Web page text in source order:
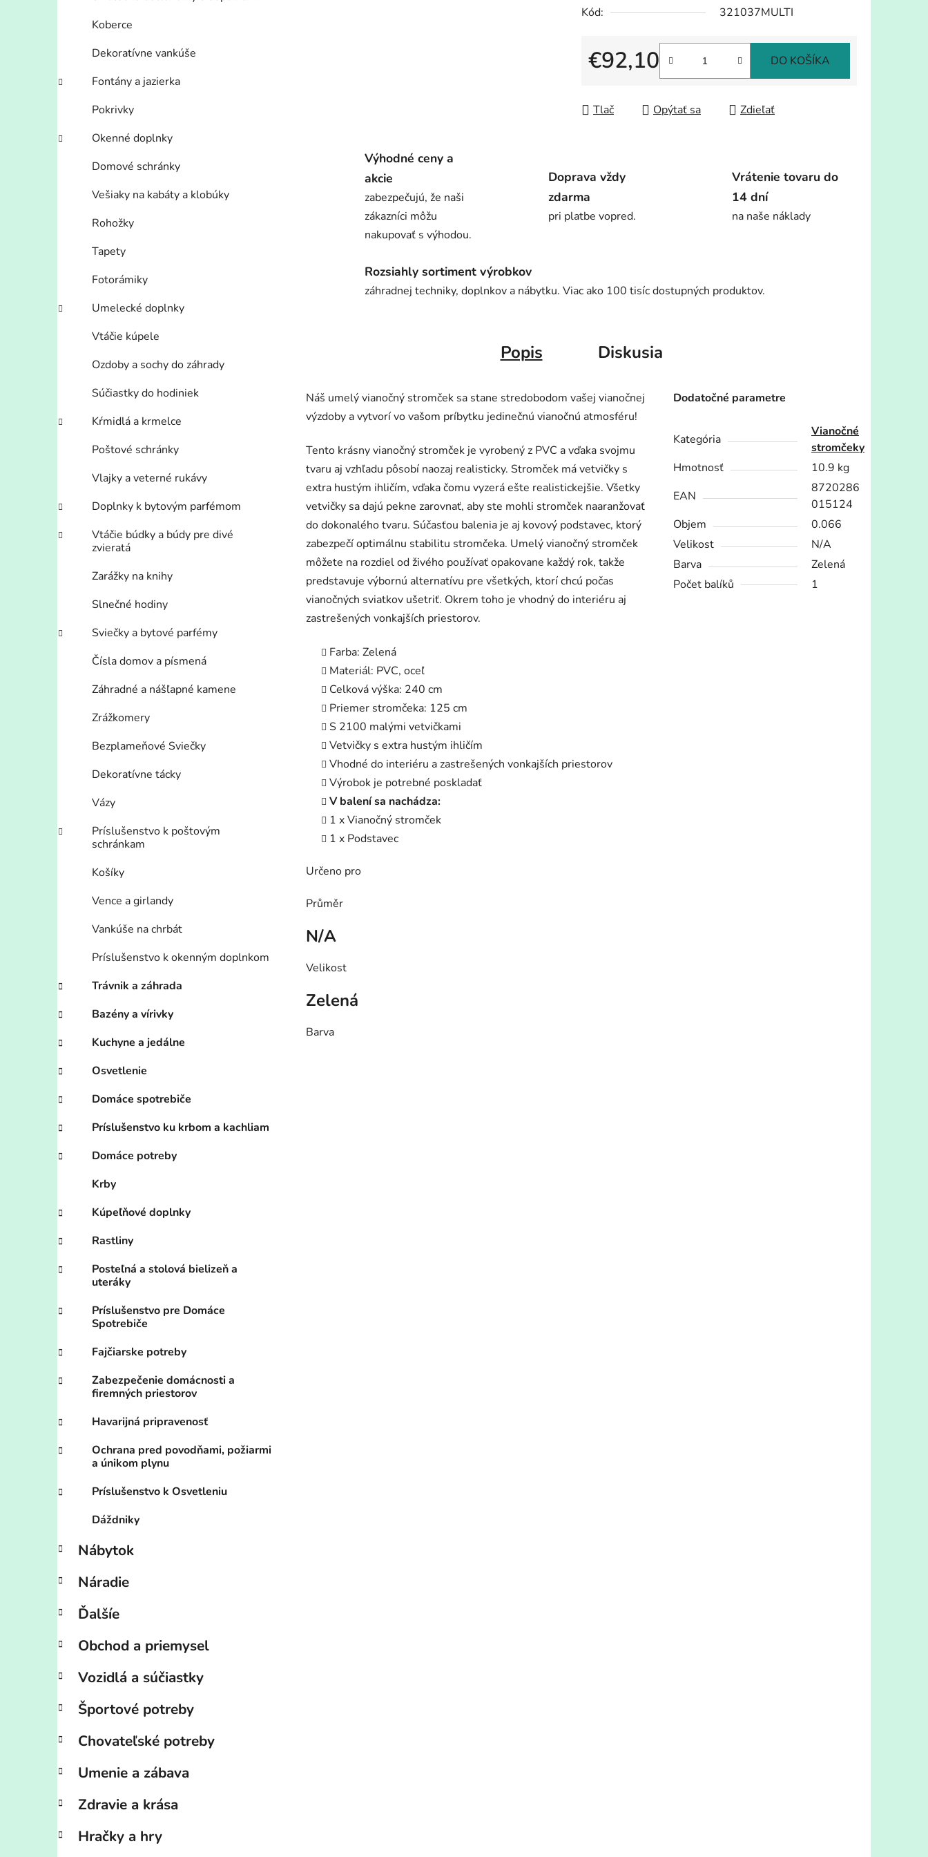
Koberce
Dekoratívne vankúše
Fontány a jazierka
Pokrivky
Okenné doplnky
Domové schránky
Vešiaky na kabáty a klobúky
Rohožky
Tapety
Fotorámiky
Umelecké doplnky
Vtáčie kúpele
Ozdoby a sochy do záhrady
Súčiastky do hodiniek
Kŕmidlá a krmelce
Poštové schránky
Vlajky a veterné rukávy
Doplnky k bytovým parfémom
Vtáčie búdky a búdy pre divé
zvieratá
Zarážky na knihy
Slnečné hodiny
Sviečky a bytové parfémy
Čísla domov a písmená
Záhradné a nášľapné kamene
Zrážkomery
Bezplameňové Sviečky
Dekoratívne tácky
Vázy
Príslušenstvo k poštovým
schránkam
Košíky
Vence a girlandy
Vankúše na chrbát
Príslušenstvo k okenným doplnkom
Trávnik a záhrada
Bazény a vírivky
Kuchyne a jedálne
Osvetlenie
Domáce spotrebiče
Príslušenstvo ku krbom a kachliam
Domáce potreby
Krby
Kúpeľňové doplnky
Rastliny
Posteľná a stolová bielizeň a
uteráky
Príslušenstvo pre Domáce
Spotrebiče
Fajčiarske potreby
Zabezpečenie domácnosti a
firemných priestorov
Havarijná pripravenosť
Ochrana pred povodňami, požiarmi
a únikom plynu
Príslušenstvo k Osvetleniu
Dáždniky
Nábytok
Náradie
Ďalšíe
Obchod a priemysel
Vozidlá a súčiastky
Športové potreby
Chovateľské potreby
Umenie a zábava
Zdravie a krása
Hračky a hry
Kód:
321037MULTI
€92,10
Jednotková cena:
DO KOŠÍKA
Tlač Opýtať sa Zdieľať
Výhodné ceny a
akcie
zabezpečujú, že naši
zákazníci môžu
nakupovať s výhodou.
Doprava vždy
zdarma
pri platbe vopred.
Vrátenie tovaru do
14 dní
na naše náklady
Rozsiahly sortiment výrobkov
záhradnej techniky, doplnkov a nábytku. Viac ako 100 tisíc dostupných produktov.
Popis Diskusia
Náš umelý vianočný stromček sa stane stredobodom vašej vianočnej
výzdoby a vytvorí vo vašom príbytku jedinečnú vianočnú atmosféru!
Tento krásny vianočný stromček je vyrobený z PVC a vďaka svojmu
tvaru aj vzhľadu pôsobí naozaj realisticky. Stromček má vetvičky s
extra hustým ihličím, vďaka čomu vyzerá ešte realistickejšie. Všetky
vetvičky sa dajú pekne zarovnať, aby ste mohli stromček naaranžovať
do dokonalého tvaru. Súčasťou balenia je aj kovový podstavec, ktorý
zabezpečí optimálnu stabilitu stromčeka. Umelý vianočný stromček
môžete na rozdiel od živého používať opakovane každý rok, takže
predstavuje výbornú alternatívu pre všetkých, ktorí chcú počas
vianočných sviatkov ušetriť. Okrem toho je vhodný do interiéru aj
zastrešených vonkajších priestorov.
Farba: Zelená
Materiál: PVC, oceľ
Celková výška: 240 cm
Priemer stromčeka: 125 cm
S 2100 malými vetvičkami
Vetvičky s extra hustým ihličím
Vhodné do interiéru a zastrešených vonkajších priestorov
Výrobok je potrebné poskladať
V balení sa nachádza:
1 x Vianočný stromček
1 x Podstavec
Určeno pro
Průměr
N/A
Velikost
Zelená
Barva
Dodatočné parametre
Kategória
Vianočné
stromčeky
Hmotnosť
10.9 kg
EAN
8720286
015124
Objem
0.066
Velikost
N/A
Barva
Zelená
Počet balíků
1